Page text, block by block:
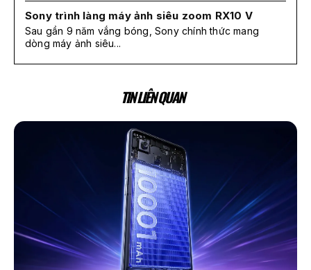
Sony trình làng máy ảnh siêu zoom RX10 V
Sau gần 9 năm vắng bóng, Sony chính thức mang
dòng máy ảnh siêu...
TIN LIÊN QUAN